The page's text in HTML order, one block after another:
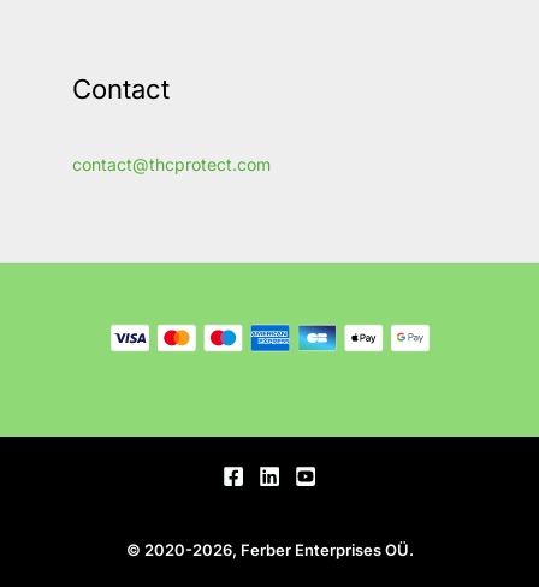
Contact
contact@thcprotect.com
© 2020-2026, Ferber Enterprises OÜ.